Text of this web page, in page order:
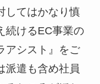
してはかなり慎
続けるEC事業の
アシスト』をご
派遣も含め社員